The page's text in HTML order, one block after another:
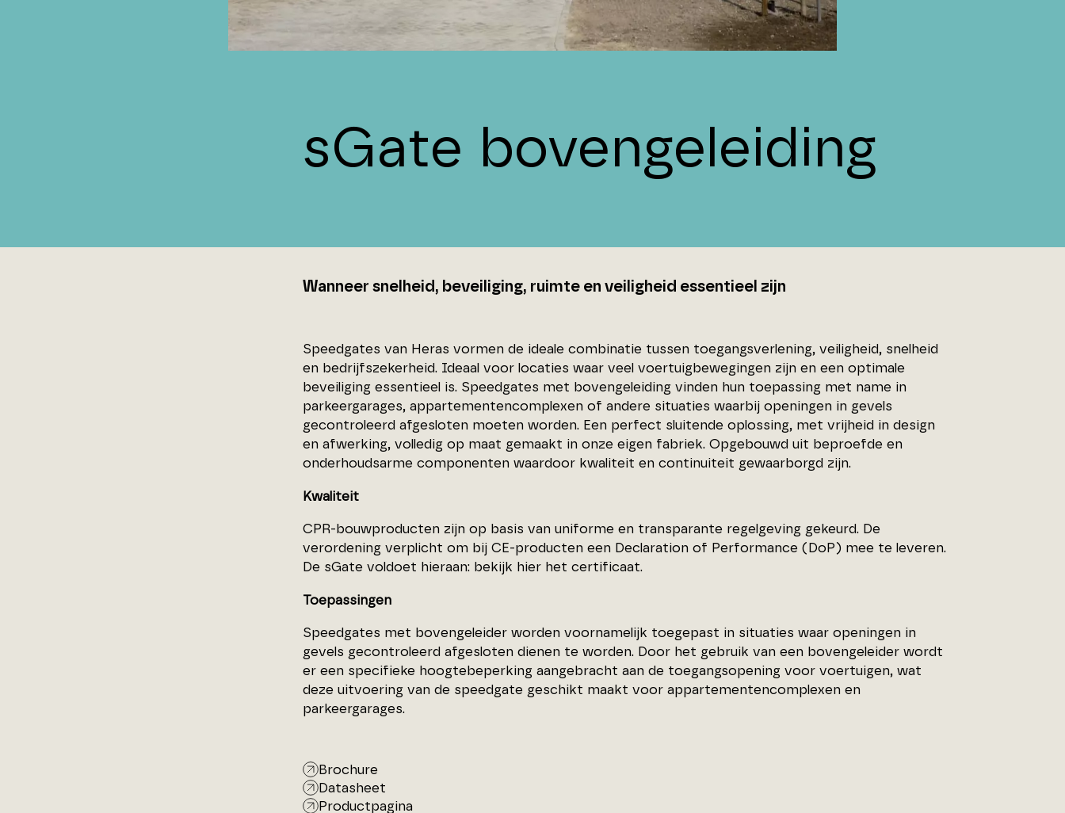
sGate bovengeleiding
Wanneer snelheid, beveiliging, ruimte en veiligheid essentieel zijn
Speedgates van Heras vormen de ideale combinatie tussen toegangsverlening, veiligheid, snelheid
en bedrijfszekerheid. Ideaal voor locaties waar veel voertuigbewegingen zijn en een optimale
beveiliging essentieel is. Speedgates met bovengeleiding vinden hun toepassing met name in
parkeergarages, appartementencomplexen of andere situaties waarbij openingen in gevels
gecontroleerd afgesloten moeten worden. Een perfect sluitende oplossing, met vrijheid in design
en afwerking, volledig op maat gemaakt in onze eigen fabriek. Opgebouwd uit beproefde en
onderhoudsarme componenten waardoor kwaliteit en continuiteit gewaarborgd zijn.
Kwaliteit
CPR-bouwproducten zijn op basis van uniforme en transparante regelgeving gekeurd. De
verordening verplicht om bij CE-producten een Declaration of Performance (DoP) mee te leveren.
De sGate voldoet hieraan: bekijk hier het certificaat.
Toepassingen
Speedgates met bovengeleider worden voornamelijk toegepast in situaties waar openingen in
gevels gecontroleerd afgesloten dienen te worden. Door het gebruik van een bovengeleider wordt
er een specifieke hoogtebeperking aangebracht aan de toegangsopening voor voertuigen, wat
deze uitvoering van de speedgate geschikt maakt voor appartementencomplexen en
parkeergarages.
Brochure
Datasheet
Productpagina